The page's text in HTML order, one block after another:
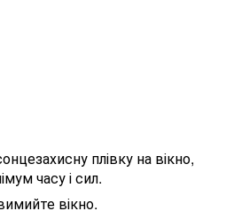
плівку на вікно,
часу і сил.
вікно.